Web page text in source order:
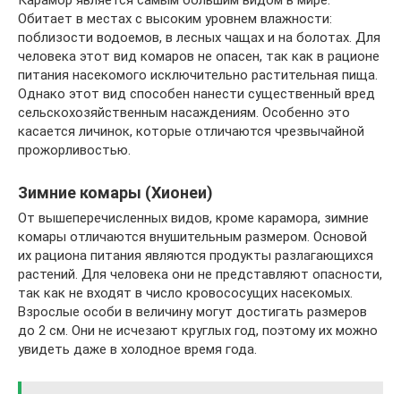
Обитает в местах с высоким уровнем влажности:
поблизости водоемов, в лесных чащах и на болотах. Для
человека этот вид комаров не опасен, так как в рационе
питания насекомого исключительно растительная пища.
Однако этот вид способен нанести существенный вред
сельскохозяйственным насаждениям. Особенно это
касается личинок, которые отличаются чрезвычайной
прожорливостью.
Зимние комары (Хионеи)
От вышеперечисленных видов, кроме карамора, зимние
комары отличаются внушительным размером. Основой
их рациона питания являются продукты разлагающихся
растений. Для человека они не представляют опасности,
так как не входят в число кровососущих насекомых.
Взрослые особи в величину могут достигать размеров
до 2 см. Они не исчезают круглых год, поэтому их можно
увидеть даже в холодное время года.